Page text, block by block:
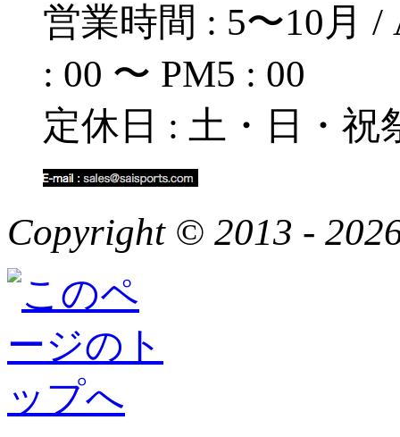
営業時間 : 5〜10月
: 00 〜 PM5 : 00
定休日 : 土・日・祝
Copyright © 2013 -